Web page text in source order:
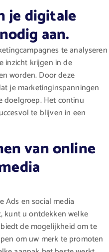
je digitale
aan.
te analyseren
inzicht krijgen in de
worden. Door deze
je marketinginspanningen
doelgroep. Het continu
te blijven in een
van online
Ads en social media
kunt u ontdekken welke
de mogelijkheid om te
om uw merk te promoten